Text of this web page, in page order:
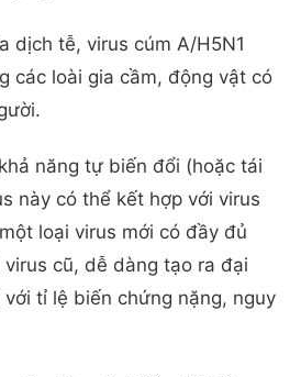
dịch tễ, virus cúm A/H5N1
các loài gia cầm, động vật có
năng tự biến đổi (hoặc tái
này có thể kết hợp với virus
loại virus mới có đầy đủ
cũ, dễ dàng tạo ra đại
tỉ lệ biến chứng nặng, nguy